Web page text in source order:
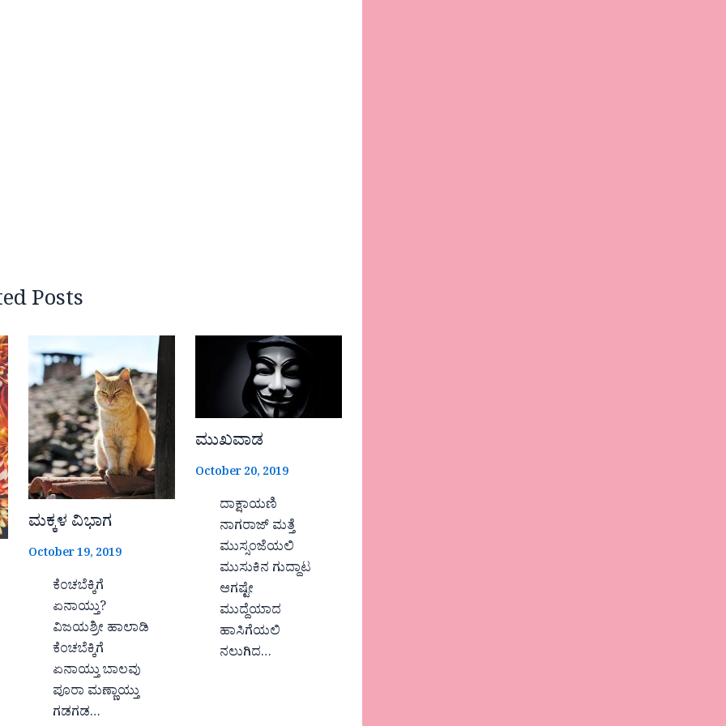
Posts
ಮಕ್ಕಳ ವಿಭಾಗ
October 19, 2019
ಕೆಂಚಬೆಕ್ಕಿಗೆ
ಏನಾಯ್ತು?
ವಿಜಯಶ್ರೀ ಹಾಲಾಡಿ
ಕೆಂಚಬೆಕ್ಕಿಗೆ
ಏನಾಯ್ತು ಬಾಲವು
ಪೂರಾ ಮಣ್ಣಾಯ್ತು
ಗಡಗಡ…
ಮುಖವಾಡ
October 20, 2019
ದಾಕ್ಷಾಯಣಿ
ನಾಗರಾಜ್ ಮತ್ತೆ
ಮುಸ್ಸಂಜೆಯಲಿ
ಮುಸುಕಿನ ಗುದ್ದಾಟ
ಆಗಷ್ಟೇ
ಮುದ್ದೆಯಾದ
ಹಾಸಿಗೆಯಲಿ
ನಲುಗಿದ…